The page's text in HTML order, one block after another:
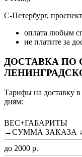
С-Петербург,
оплата любым
не платите за
ДОСТАВКА ПО
Тарифы на доставку в
дням:
ВЕС+ГАБАРИТЫ
→СУММА ЗАКАЗА ↓
до 2000 р.